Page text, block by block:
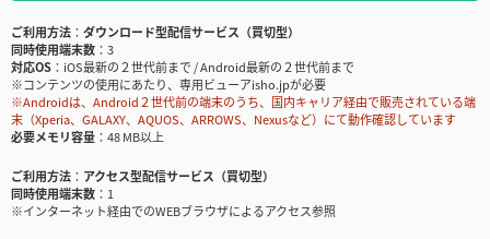
ご利用方法
ダウンロード型配信サービス（買切型）
同時使用端末数
3
対応OS
iOS最新の２世代前まで / Android最新の２世代前まで
※コンテンツの使用にあたり、専用ビューアisho.jpが必要
※Androidは、Android２世代前の端末のうち、国内キャリア経由で販売されている端
末（Xperia、GALAXY、AQUOS、ARROWS、Nexusなど）にて動作確認しています
必要メモリ容量
48 MB以上
ご利用方法
アクセス型配信サービス（買切型）
同時使用端末数
1
※インターネット経由でのWEBブラウザによるアクセス参照